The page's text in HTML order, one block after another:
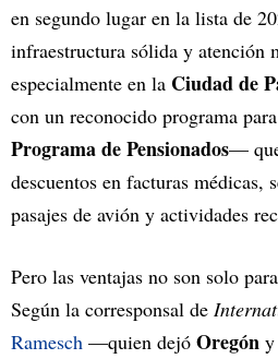
en segundo lugar en la lista de
infraestructura sólida y atención
especialmente en la Ciudad de
con un reconocido programa
Programa de Pensionados—
descuentos en facturas médicas,
pasajes de avión y actividades
Pero las ventajas no son solo
Según la corresponsal de
Ramesch —quien dejó Oregón